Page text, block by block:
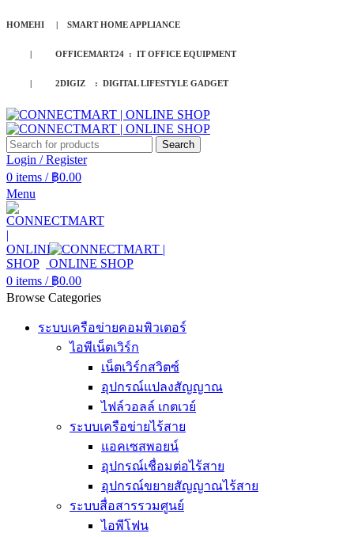
HOMEHI | SMART HOME APPLIANCE
| OFFICEMART24 : IT OFFICE EQUIPMENT
| 2DIGIZ : DIGITAL LIFESTYLE GADGET
Search
Login / Register
0 items / ฿0.00
Menu
0 items / ฿0.00
Browse Categories
ระบบเครือข่ายคอมพิวเตอร์
ไอพีเน็ตเวิร์ก
เน็ตเวิร์กสวิตซ์
อุปกรณ์แปลงสัญญาณ
ไฟล์วอลล์ เกตเวย์
ระบบเครือข่ายไร้สาย
แอคเซสพอยน์
อุปกรณ์เชื่อมต่อไร้สาย
อุปกรณ์ขยายสัญญาณไร้สาย
ระบบสื่อสารรวมศูนย์
ไอพีโฟน